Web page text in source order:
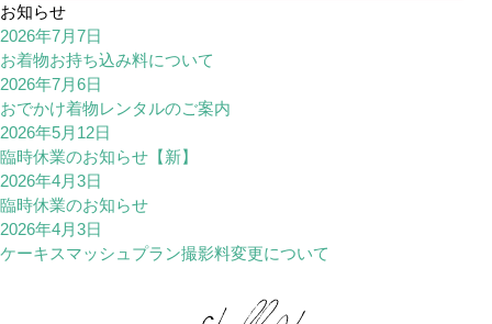
お知らせ
2026年7月7日
お着物お持ち込み料について
2026年7月6日
おでかけ着物レンタルのご案内
2026年5月12日
臨時休業のお知らせ【新】
2026年4月3日
臨時休業のお知らせ
2026年4月3日
ケーキスマッシュプラン撮影料変更について